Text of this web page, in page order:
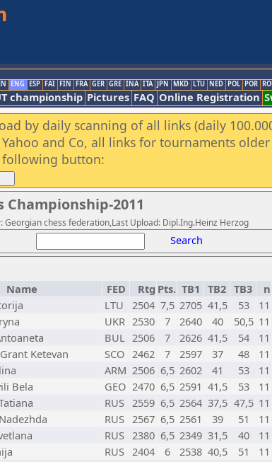
ENG ESP FAI FIN FRA GER GRE INA ITA JPN MKD LTU NED POL POR
championship Pictures FAQ Online Registration
by daily scanning of all links (daily
and Co, all links for tournaments
following button:
Championship-2011
Georgian chess federation,Last Upload: Dipl.Ing.Heinz Herzog
Search
Name FED Rtg Pts. TB1 TB2 TB3 n
LTU 2504 7,5 2705 41,5 53 11
UKR 2530 7 2640 40 50,5 11
BUL 2506 7 2626 41,5 54 11
Ketevan SCO 2462 7 2597 37 48 11
ARM 2506 6,5 2602 41 53 11
Bela GEO 2470 6,5 2591 41,5 53 11
RUS 2559 6,5 2564 37,5 47,5 11
RUS 2567 6,5 2561 39 51 11
RUS 2380 6,5 2349 31,5 40 11
RUS 2404 6 2538 40,5 51 11